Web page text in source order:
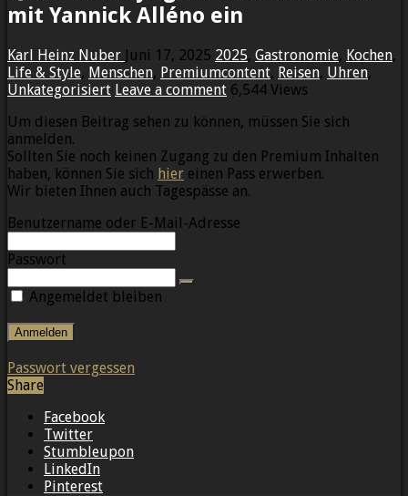
mit Yannick Alléno ein
Karl Heinz Nuber Juni 17, 2025 2025, Gastronomie, Kochen,
Life & Style, Menschen, Premiumcontent, Reisen, Uhren,
Unkategorisiert Leave a comment 6,544 Views
Um diesen Beitrag sehen zu können, müssen Sie sich
anmelden.
Sollten Sie noch keinen Zugang zu den Premium Inhalten
haben, können Sie sich hier einen Pass erwerben.
Wir bieten Ihnen auch Tagespässe an.
Benutzername oder E-Mail-Adresse
Passwort
Angemeldet bleiben
Passwort vergessen
Share
Facebook
Twitter
Stumbleupon
LinkedIn
Pinterest